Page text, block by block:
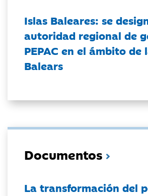
Islas Baleares: se
autoridad regional de
PEPAC en el ámbito de
Balears
Documentos
La transformación del